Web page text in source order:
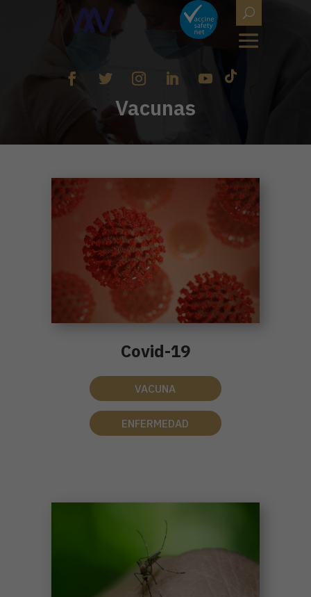
Vacunas
Covid-19
VACUNA
ENFERMEDAD